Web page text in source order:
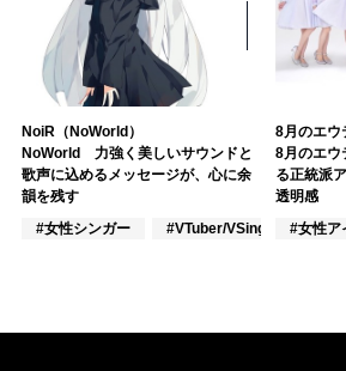
NoiR（NoWorld）
NoWorld 力強く美しいサウンドと
歌声に込めるメッセージが、心に余
韻を残す
#女性シンガー
#VTuber/VSinger #作
8月のエウ
8月のエ
る正統派
透明感
#女性ア